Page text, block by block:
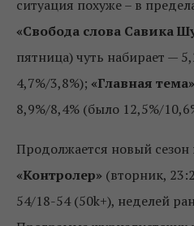
ситуация похуже – в
«Свобода слова Савика
пятница) чуть набирает —
4,7%/3,8%); «Главная тема»
8,9%/8,4% (было 12,5%/
Продолжается новый
«Контролер» (вторник,
54/18-54 (50k+), неделей